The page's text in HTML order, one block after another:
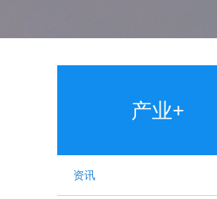
产业+
资讯